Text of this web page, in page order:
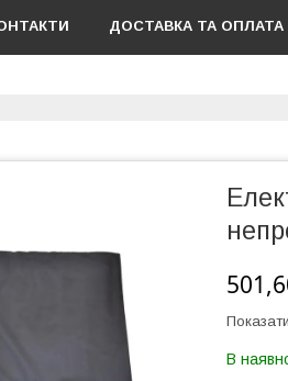
ДОСТАВКА ТА ОПЛАТА
В